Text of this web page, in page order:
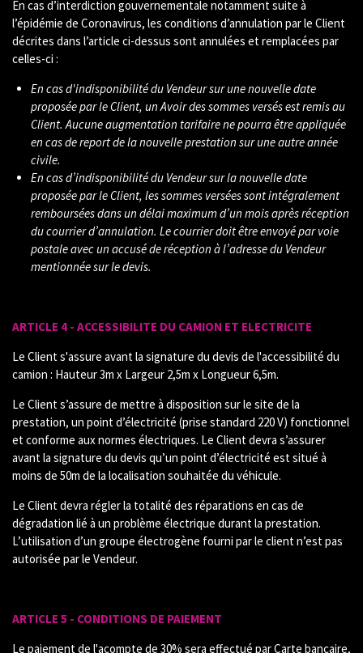
En cas d’interdiction gouvernementale notamment suite à
l’épidémie de Coronavirus, les conditions d’annulation par le Client
décrites dans l’article ci-dessus sont annulées et remplacées par
celles-ci :
En cas d'indisponibilité du Vendeur sur une nouvelle date
proposée par le Client, un Avoir des sommes versés est remis au
Client. Aucune augmentation tarifaire ne pourra être appliquée
en cas de report de la nouvelle prestation sur une autre année
civile.
En cas d’indisponibilité du Vendeur sur la nouvelle date
proposée par le Client, les sommes versées sont intégralement
remboursées dans un délai maximum d’un mois après réception
du courrier d’annulation. Le courrier doit être envoyé par voie
postale avec un accusé de réception à l’adresse du Vendeur
mentionnée sur le devis.
ARTICLE 4 - ACCESSIBILITE DU CAMION ET ELECTRICITE
Le Client s'assure avant la signature du devis de l'accessibilité du
camion : Hauteur 3m x Largeur 2,5m x Longueur 6,5m.
Le Client s’assure de mettre à disposition sur le site de la
prestation, un point d’électricité (prise standard 220 V) fonctionnel
et conforme aux normes électriques. Le Client devra s’assurer
avant la signature du devis qu’un point d’électricité est situé à
moins de 50m de la localisation souhaitée du véhicule.
Le Client devra régler la totalité des réparations en cas de
dégradation lié à un problème électrique durant la prestation.
L’utilisation d’un groupe électrogène fourni par le client n’est pas
autorisée par le Vendeur.
ARTICLE 5 - CONDITIONS DE PAIEMENT
Le paiement de l'acompte de 30% sera effectué par Carte bancaire,